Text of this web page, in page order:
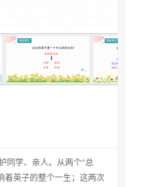
同学、亲人。从两个“总
着英子的整个一生；这两次